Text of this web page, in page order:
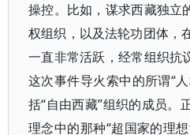
操控。比如，谋求西藏独立
权组织，以及法轮功团体，
一直非常活跃，经常组织抗
这次事件导火索中的所谓“
括“自由西藏”组织的成员。
理念中的那种“超国家的理